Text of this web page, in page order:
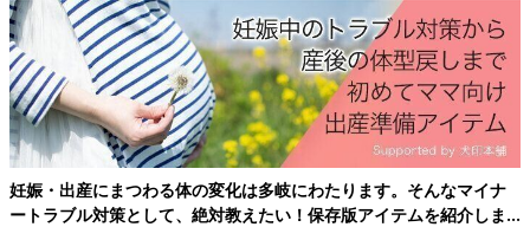
妊娠・出産にまつわる体の変化は多岐にわたります。そんなマイナ
ートラブル対策として、絶対教えたい！保存版アイテムを紹介しま